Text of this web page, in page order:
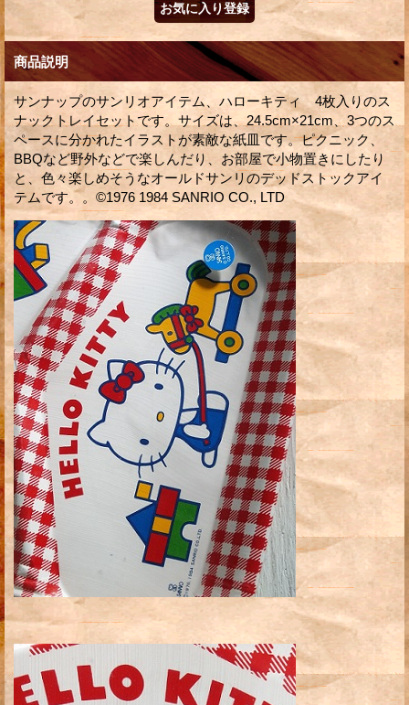
商品説明
サンナップのサンリオアイテム、ハローキティ 4枚入りのス
ナックトレイセットです。サイズは、24.5cm×21cm、3つのス
ペースに分かれたイラストが素敵な紙皿です。ピクニック、
BBQなど野外などで楽しんだり、お部屋で小物置きにしたり
と、色々楽しめそうなオールドサンリのデッドストックアイ
テムです。。©1976 1984 SANRIO CO., LTD